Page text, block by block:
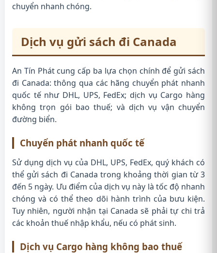
chuyển nhanh chóng.
Dịch vụ gửi sách đi Canada
An Tín Phát cung cấp ba lựa chọn chính để gửi sách
đi Canada: thông qua các hãng chuyển phát nhanh
quốc tế như DHL, UPS, FedEx; dịch vụ Cargo hàng
không trọn gói bao thuế; và dịch vụ vận chuyển
đường biển.
Chuyển phát nhanh quốc tế
Sử dụng dịch vụ của DHL, UPS, FedEx, quý khách có
thể gửi sách đi Canada trong khoảng thời gian từ 3
đến 5 ngày. Ưu điểm của dịch vụ này là tốc độ nhanh
chóng và có thể theo dõi hành trình của bưu kiện.
Tuy nhiên, người nhận tại Canada sẽ phải tự chi trả
các khoản thuế nhập khẩu, nếu có phát sinh.
Dịch vụ Cargo hàng không bao thuế